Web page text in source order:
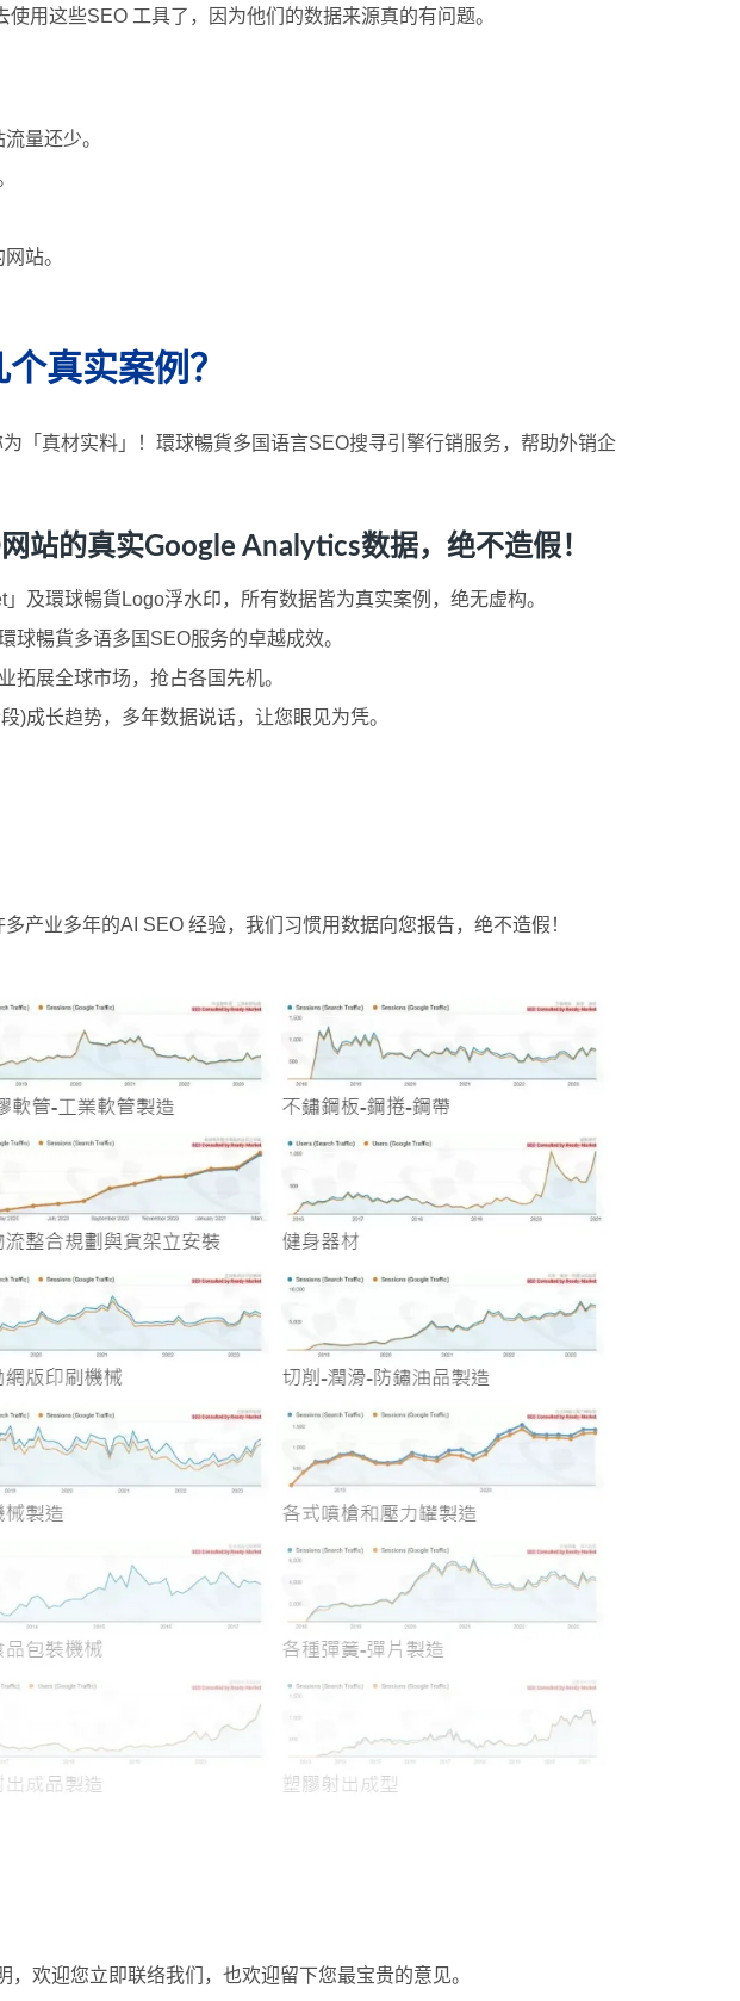
用这些SEO 工具了，因为他们的数据来源真的有问题。
量还少。
站。
真实案例？
「真材实料」！環球暢貨多国语言SEO搜寻引擎行销服务，帮助外销企
站的真实Google Analytics数据，绝不造假！
及環球暢貨Logo浮水印，所有数据皆为真实案例，绝无虚构。
球暢貨多语多国SEO服务的卓越成效。
拓展全球市场，抢占各国先机。
)成长趋势，多年数据说话，让您眼见为凭。
产业多年的AI SEO 经验，我们习惯用数据向您报告，绝不造假！
欢迎您立即联络我们，也欢迎留下您最宝贵的意见。